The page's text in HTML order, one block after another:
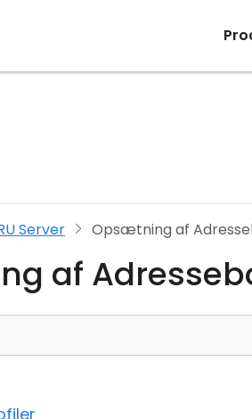
Server Opsætning af
af